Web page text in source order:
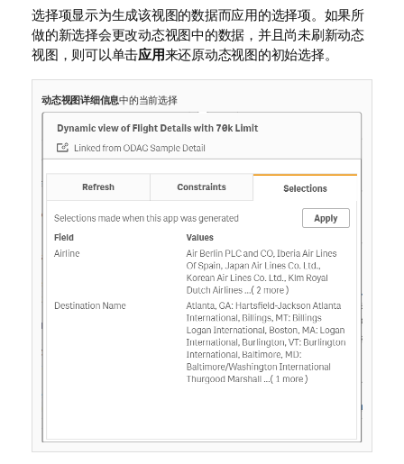
选择项显示为生成该视图的数据而应用的选择项。如果所
做的新选择会更改动态视图中的数据，并且尚未刷新动态
视图，则可以单击应用来还原动态视图的初始选择。
动态视图详细信息中的当前选择